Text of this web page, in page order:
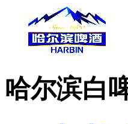
哈尔滨白